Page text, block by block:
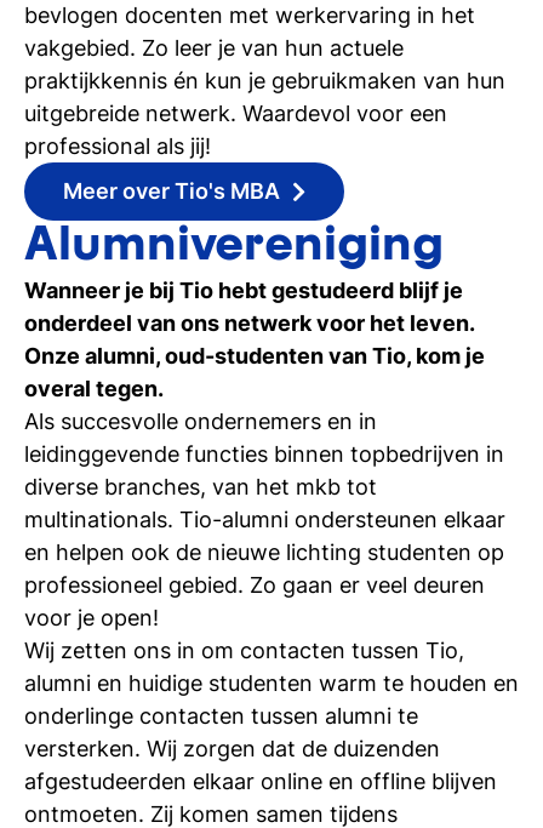
bevlogen docenten met werkervaring in het
vakgebied. Zo leer je van hun actuele
praktijkkennis én kun je gebruikmaken van hun
uitgebreide netwerk. Waardevol voor een
professional als jij!
Meer over Tio's MBA
Alumnivereniging
Wanneer je bij Tio hebt gestudeerd blijf je
onderdeel van ons netwerk voor het leven.
Onze alumni, oud-studenten van Tio, kom je
overal tegen.
Als succesvolle ondernemers en in
leidinggevende functies binnen topbedrijven in
diverse branches, van het mkb tot
multinationals. Tio-alumni ondersteunen elkaar
en helpen ook de nieuwe lichting studenten op
professioneel gebied. Zo gaan er veel deuren
voor je open!
Wij zetten ons in om contacten tussen Tio,
alumni en huidige studenten warm te houden en
onderlinge contacten tussen alumni te
versterken. Wij zorgen dat de duizenden
afgestudeerden elkaar online en offline blijven
ontmoeten. Zij komen samen tijdens